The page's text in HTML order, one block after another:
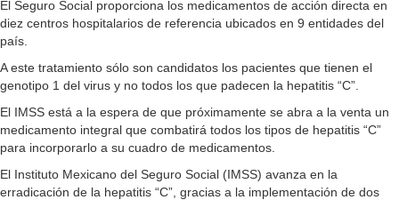
El Seguro Social proporciona los medicamentos de acción directa en
diez centros hospitalarios de referencia ubicados en 9 entidades del
país.
A este tratamiento sólo son candidatos los pacientes que tienen el
genotipo 1 del virus y no todos los que padecen la hepatitis “C”.
El IMSS está a la espera de que próximamente se abra a la venta un
medicamento integral que combatirá todos los tipos de hepatitis “C”
para incorporarlo a su cuadro de medicamentos.
El Instituto Mexicano del Seguro Social (IMSS) avanza en la
erradicación de la hepatitis “C”, gracias a la implementación de dos